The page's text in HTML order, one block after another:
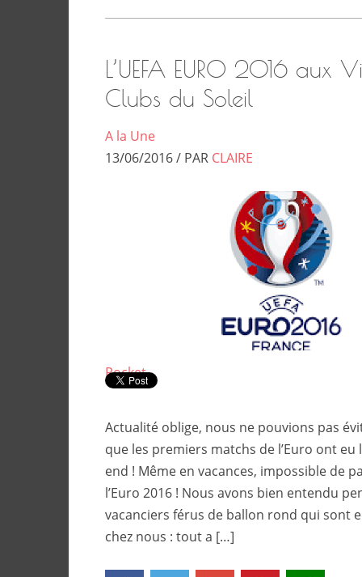
L’UEFA EURO 2016 aux
Clubs du Soleil
A la Une
13/06/2016 / PAR CLAIRE
Pocket
Actualité oblige, nous ne pouvions pas
que les premiers matchs de l’Euro ont eu
end ! Même en vacances, impossible de
l’Euro 2016 ! Nous avons bien entendu
vacanciers férus de ballon rond qui sont
chez nous : tout a […]